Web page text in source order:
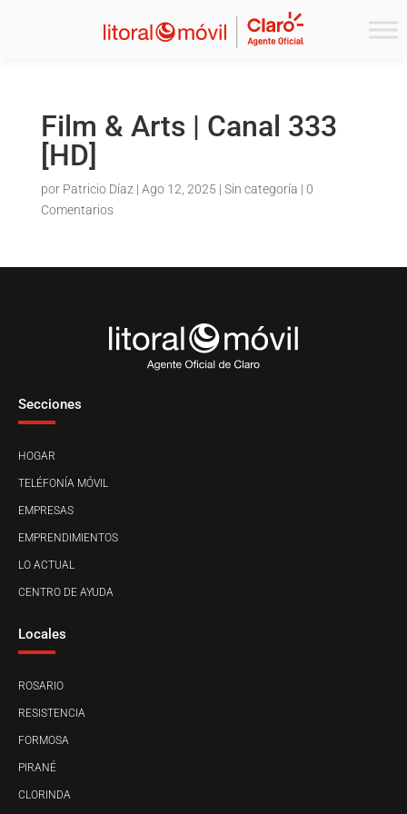
Film & Arts | Canal 333
[HD]
por Patricio Díaz | Ago 12, 2025 | Sin categoría | 0
Comentarios
Secciones
HOGAR
TELÉFONÍA MÓVIL
EMPRESAS
EMPRENDIMIENTOS
LO ACTUAL
CENTRO DE AYUDA
Locales
ROSARIO
RESISTENCIA
FORMOSA
PIRANÉ
CLORINDA